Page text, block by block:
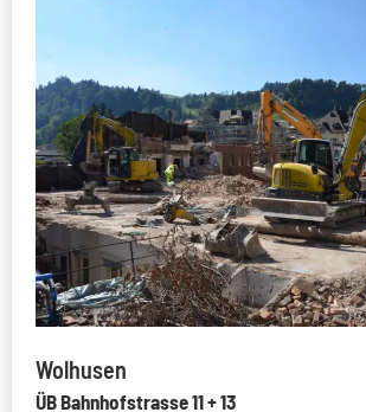
Wolhusen
ÜB Bahnhofstrasse 11 + 13